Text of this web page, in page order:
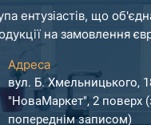
ентузіастів, що
на замовлення
Адреса
вул. Б. Хмельницького,
"НоваМаркет", 2 поверх
попереднім записом)